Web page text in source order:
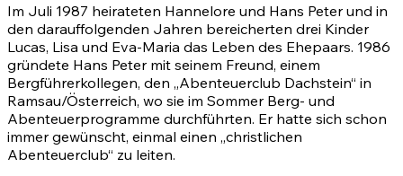
Im Juli 1987 heirateten Hannelore und Hans Peter und in
den darauffolgenden Jahren bereicherten drei Kinder
Lucas, Lisa und Eva-Maria das Leben des Ehepaars. 1986
gründete Hans Peter mit seinem Freund, einem
Bergführerkollegen, den „Abenteuerclub Dachstein“ in
Ramsau/Österreich, wo sie im Sommer Berg- und
Abenteuerprogramme durchführten. Er hatte sich schon
immer gewünscht, einmal einen „christlichen
Abenteuerclub“ zu leiten.